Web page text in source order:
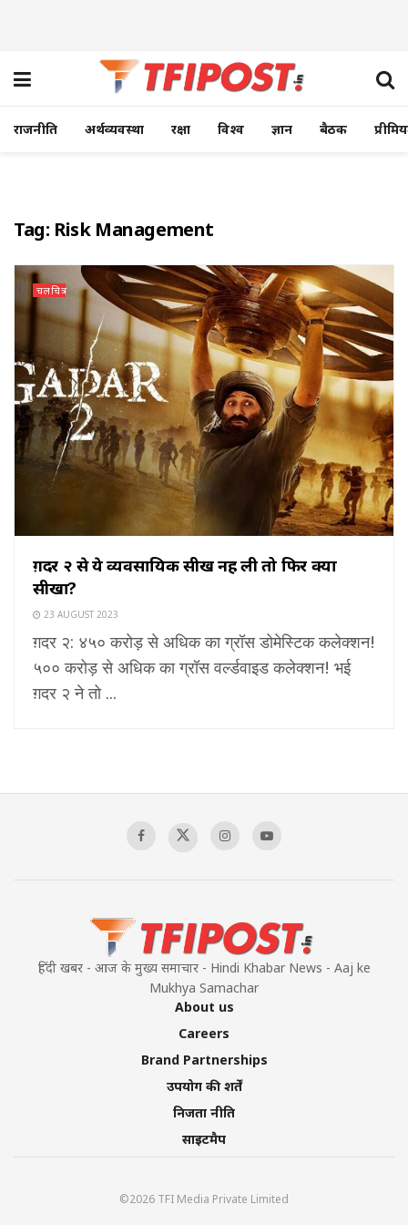
राजनीति अर्थव्यवस्था रक्षा विश्व ज्ञान बैठक
Tag: Risk Management
चलचित्र
ग़दर २ से ये व्यवसायिक सीख नहीं ली तो फिर क्या
सीखा?
23 AUGUST 2023
ग़दर २: ४५० करोड़ से अधिक का ग्रॉस डोमेस्टिक कलेक्शन!
५०० करोड़ से अधिक का ग्रॉस वर्ल्डवाइड कलेक्शन! भई
ग़दर २ ने तो ...
हिंदी खबर - आज के मुख्य समाचार - Hindi Khabar News - Aaj ke
Mukhya Samachar
About us
Careers
Brand Partnerships
उपयोग की शर्तें
निजता नीति
साइटमैप
©2026 TFI Media Private Limited